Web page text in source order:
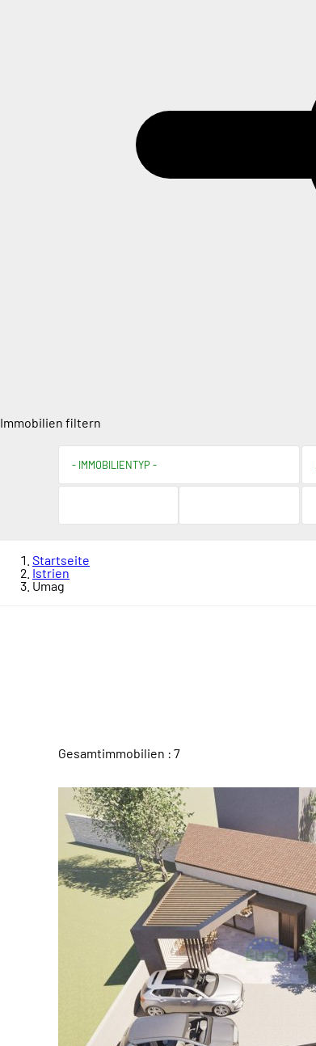
Immobilien filtern
Startseite
Istrien
Umag
Gesamtimmobilien : 7